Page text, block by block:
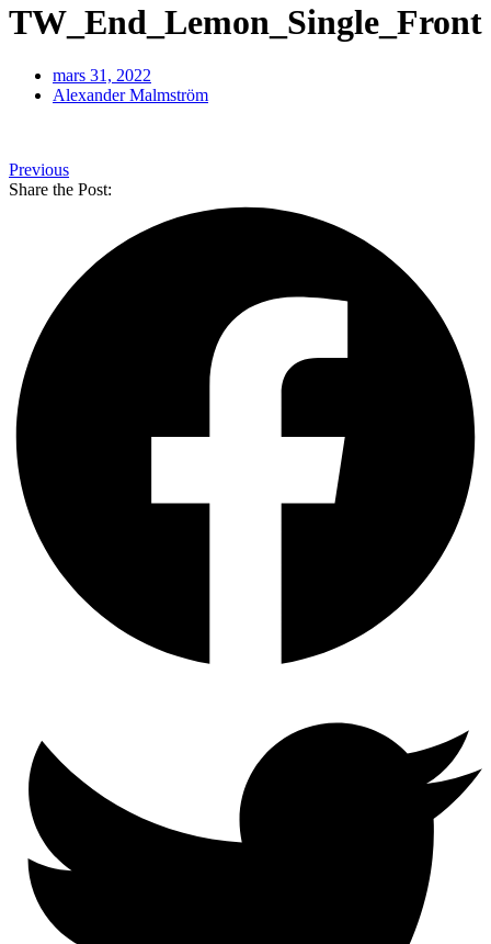
TW_End_Lemon_Single_Front
mars 31, 2022
Alexander Malmström
Previous
Share the Post: